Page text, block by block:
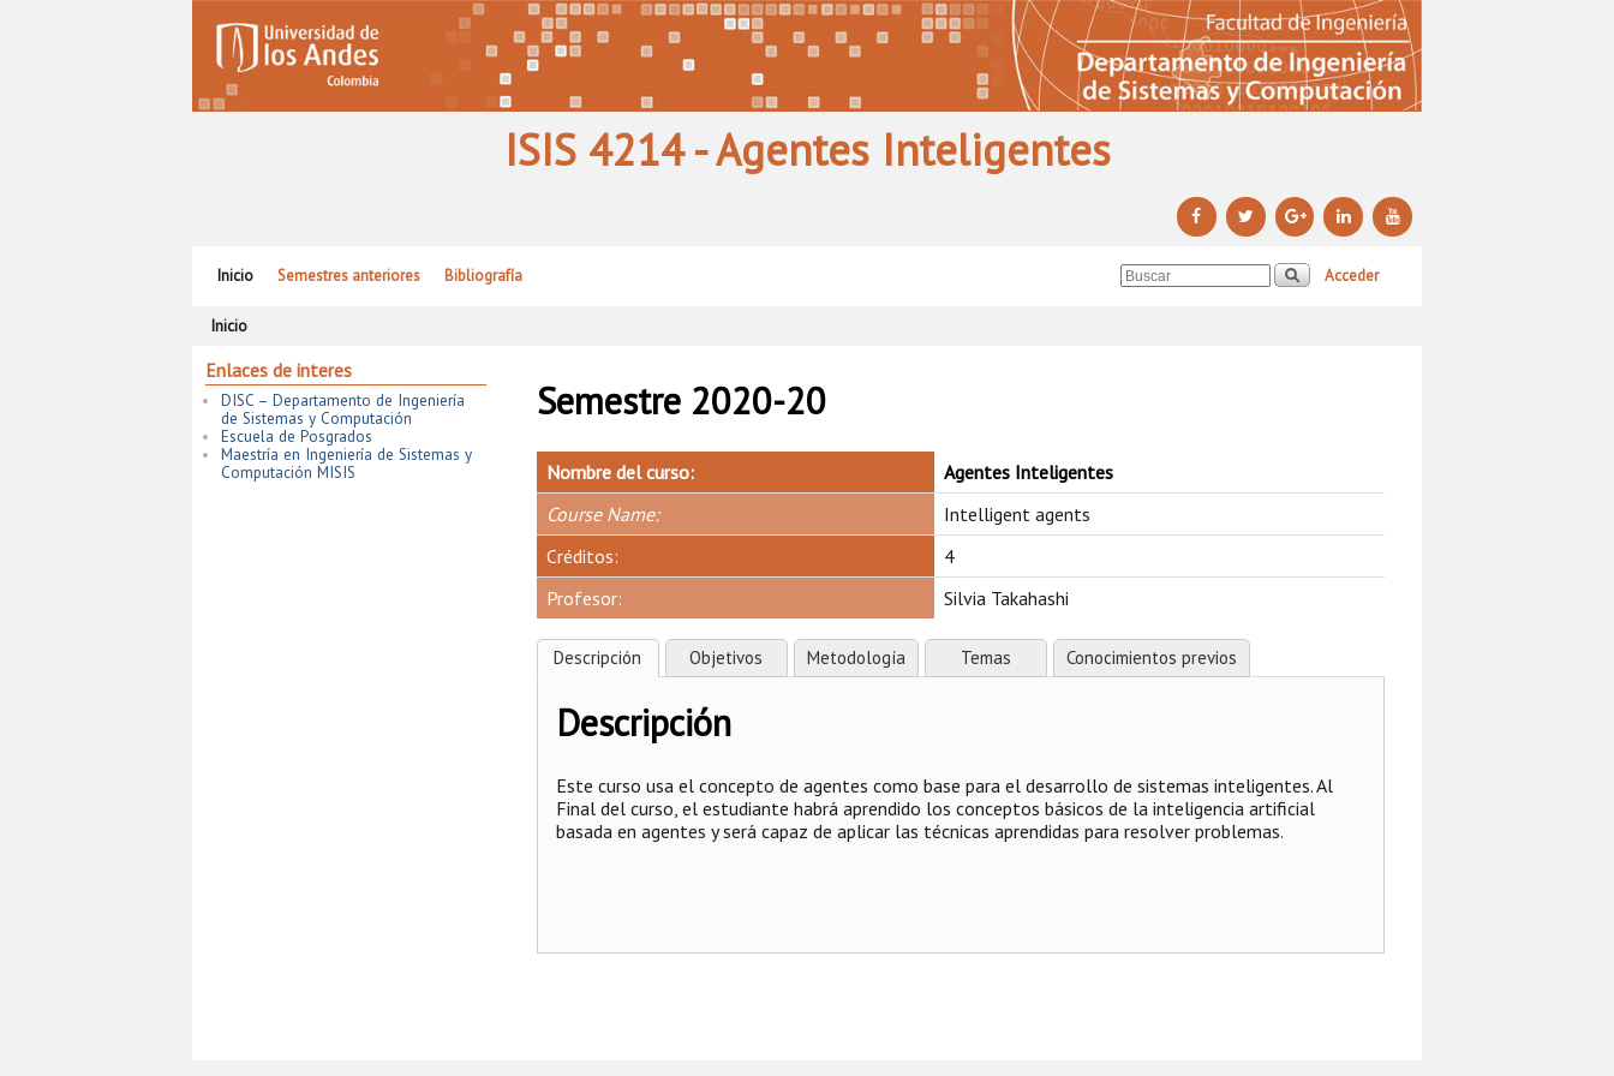
ISIS 4214 - Agentes Inteligentes
Inicio Semestres anteriores Bibliografía Acceder
Inicio
Enlaces de interes
DISC – Departamento de Ingeniería
de Sistemas y Computación
Escuela de Posgrados
Maestría en Ingeniería de Sistemas y
Computación MISIS
Semestre 2020-20
Nombre del curso:
Agentes Inteligentes
Course Name:
Intelligent agents
Créditos:
4
Profesor:
Silvia Takahashi
Descripción Objetivos Metodología Temas Conocimientos previos
Descripción
Este curso usa el concepto de agentes como base para el desarrollo de sistemas inteligentes. Al
Final del curso, el estudiante habrá aprendido los conceptos básicos de la inteligencia artificial
basada en agentes y será capaz de aplicar las técnicas aprendidas para resolver problemas.